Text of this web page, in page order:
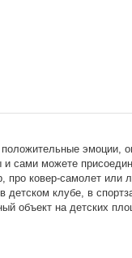
эмоции,
сами можете
про ковер-самолет или
детском клубе, в
объект на детских